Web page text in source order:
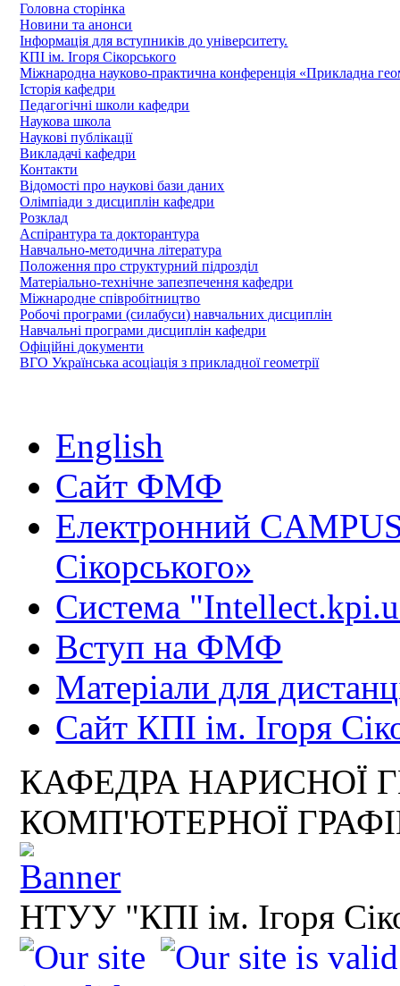
Головна сторінка
Новини та анонси
Інформація для вступників до університету.
КПІ ім. Ігоря Сікорського
Міжнародна науково-практична конференція «Прикладна
Історія кафедри
Педагогічні школи кафедри
Наукова школа
Наукові публікації
Викладачі кафедри
Контакти
Відомості про наукові бази даних
Олімпіади з дисциплін кафедри
Розклад
Аспірантура та докторантура
Навчально-методична література
Положення про структурний підрозділ
Матеріально-технічне запезпечення кафедри
Міжнародне співробітництво
Робочі програми (силабуси) навчальних дисциплін
Навчальні програми дисциплін кафедри
Офіційні документи
ВГО Українська асоціація з прикладної геометрії
English
Сайт ФМФ
Електронний
Сікорського»
Система
Вступ на ФМФ
Матеріали для
Сайт КПІ ім. Ігоря
КАФЕДРА НАРИСНОЇ
КОМП'ЮТЕРНОЇ
НТУУ "КПІ ім. Ігоря